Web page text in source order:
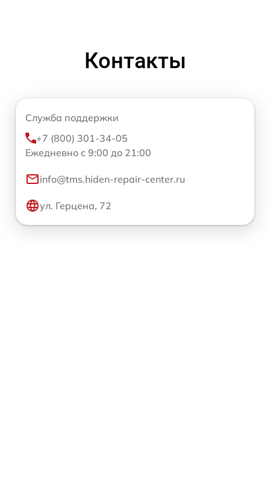
Контакты
Служба поддержки
+7 (800) 301-34-05
Ежедневно с 9:00 до 21:00
info@tms.hiden-repair-center.ru
ул. Герцена, 72